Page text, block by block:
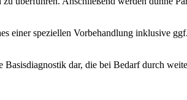
einer speziellen Vorbehandlung inklusive
dar, die bei Bedarf durch